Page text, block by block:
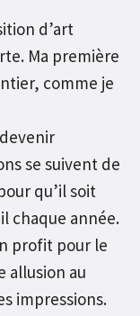
d’art
Ma première
comme je
se suivent de
qu’il soit
chaque année.
profit pour le
allusion au
impressions.